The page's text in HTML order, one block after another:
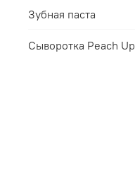
Зубная паста
Сыворотка Peach Up